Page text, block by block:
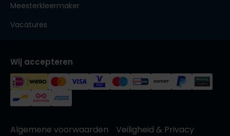
Meesterkleermaker
Vacatures
Wij accepteren
Algemene voorwaarden
Veiligheid & Privacy